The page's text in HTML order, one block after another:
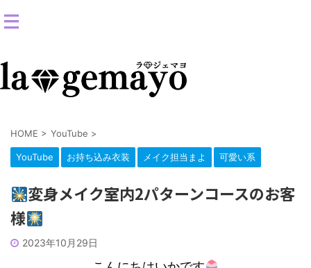
HOME > YouTube >
YouTube お持ち込み衣装 メイク担当まよ 可愛い系
変身メイク室内2パターンコースのお客
様
2023年10月29日